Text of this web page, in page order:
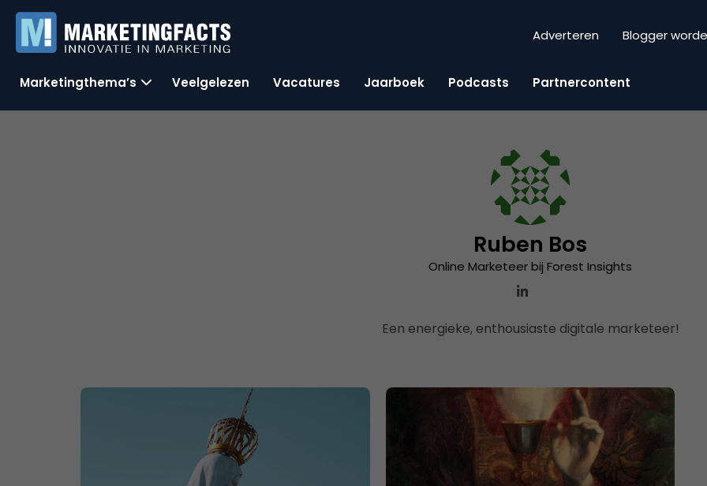
Adverteren Blogger
Marketingthema’s Veelgelezen Vacatures Jaarboek Podcasts Partnercontent
Ruben Bos
Online Marketeer bij Forest Insights
Een energieke, enthousiaste digitale marketeer!